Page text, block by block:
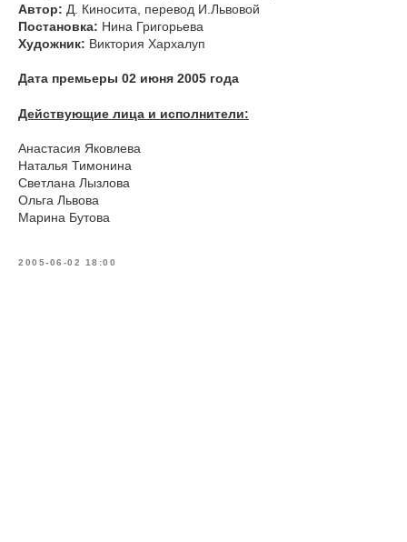
Автор: Д. Киносита, перевод И.Львовой
Постановка: Нина Григорьева
Художник: Виктория Хархалуп
Дата премьеры 02 июня 2005 года
Действующие лица и исполнители:
Анастасия Яковлева
Наталья Тимонина
Светлана Лызлова
Ольга Львова
Марина Бутова
2005-06-02 18:00